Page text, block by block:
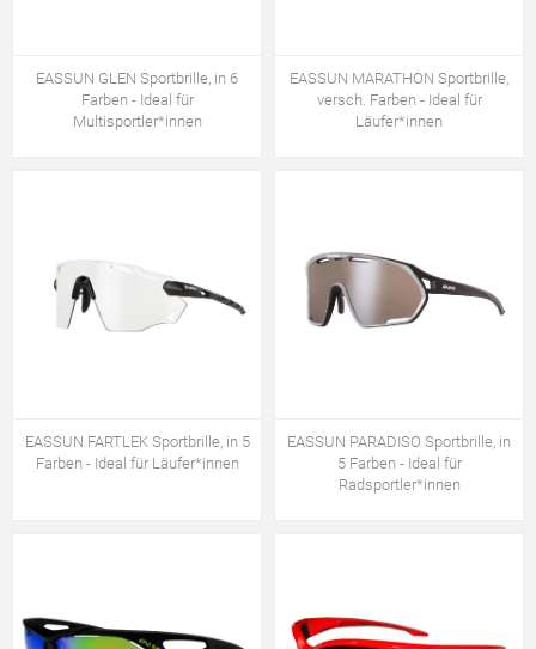
EASSUN GLEN Sportbrille, in 6
Farben - Ideal für
Multisportler*innen
EASSUN MARATHON Sportbrille,
versch. Farben - Ideal für
Läufer*innen
EASSUN FARTLEK Sportbrille, in 5
Farben - Ideal für Läufer*innen
EASSUN PARADISO Sportbrille, in
5 Farben - Ideal für
Radsportler*innen